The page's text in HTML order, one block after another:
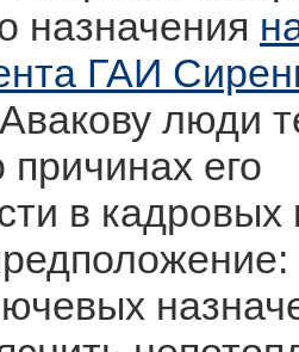
назначения
ГАИ
люди
причинах его
в кадровых